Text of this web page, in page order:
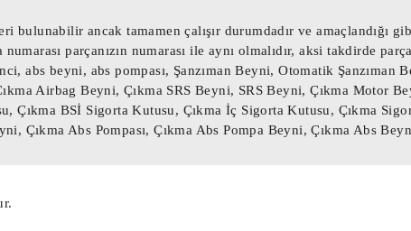
/ ME73H4F029 / 1039S02304 / A152-$
Beyni / 0261208033 Motor Beyni
ancak tamamen çalışır durumdadır ve
bulunabilir ancak tamamen çalışır durumdadır ve amaçlandığı
parçanızın numarası ile aynı olmalıdır, aksi takdirde
abs beyni, abs pompası, Şanzıman Beyni, Otomatik Şanzıman
Airbag Beyni, Çıkma SRS Beyni, SRS Beyni, Çıkma Motor
Çıkma BSİ Sigorta Kutusu, Çıkma İç Sigorta Kutusu, Çıkma
Çıkma Abs Pompası, Çıkma Abs Pompa Beyni, Çıkma Abs